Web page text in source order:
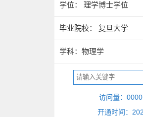
学位： 理学博士学位
毕业院校： 复旦大学
学科：物理学
访问量：
开通时间：